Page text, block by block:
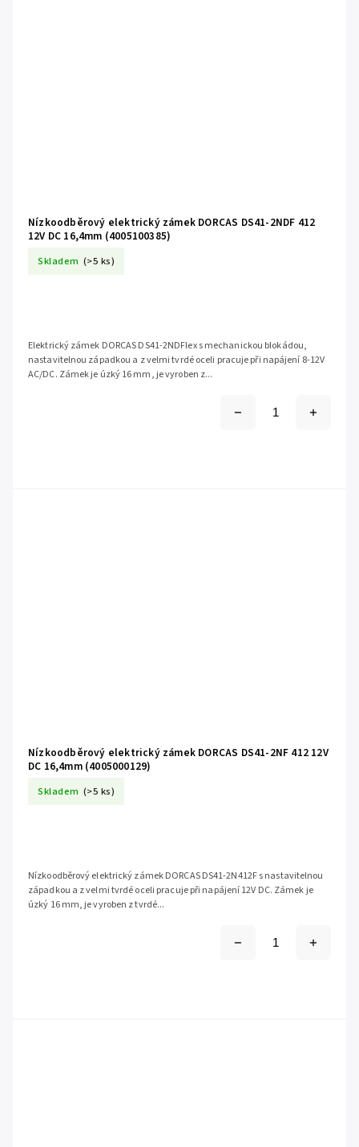
Nízkoodběrový elektrický zámek DORCAS DS41-2NDF 412
12V DC 16,4mm (4005100385)
Skladem (>5 ks)
Elektrický zámek DORCAS DS41-2NDFlex s mechanickou blokádou,
nastavitelnou západkou a z velmi tvrdé oceli pracuje při napájení 8-12V
AC/DC. Zámek je úzký 16 mm, je vyroben z...
Nízkoodběrový elektrický zámek DORCAS DS41-2NF 412 12V
DC 16,4mm (4005000129)
Skladem (>5 ks)
Nízkoodběrový elektrický zámek DORCAS DS41-2N412F s nastavitelnou
západkou a z velmi tvrdé oceli pracuje při napájení 12V DC. Zámek je
úzký 16 mm, je vyroben z tvrdé...